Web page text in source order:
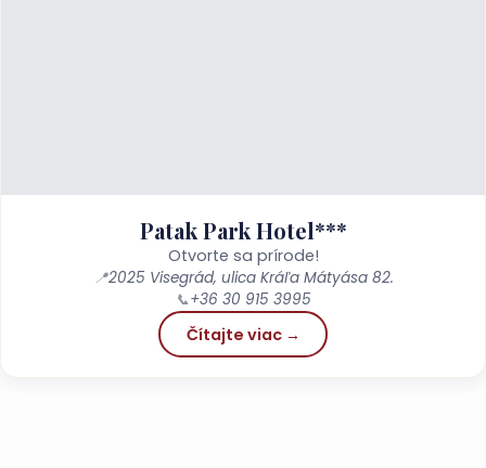
Patak Park Hotel***
Otvorte sa prírode!
📍2025 Visegrád, ulica Kráľa Mátyása 82.
📞+36 30 915 3995
Čítajte viac →